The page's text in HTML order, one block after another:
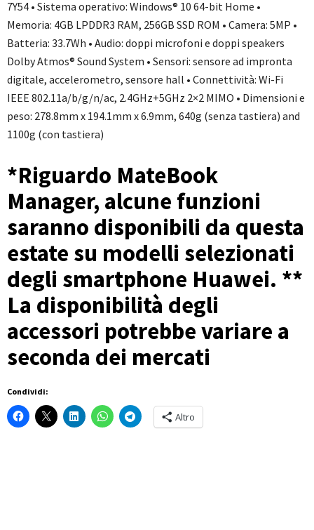
7Y54 • Sistema operativo: Windows® 10 64-bit Home •
Memoria: 4GB LPDDR3 RAM, 256GB SSD ROM • Camera: 5MP •
Batteria: 33.7Wh • Audio: doppi microfoni e doppi speakers
Dolby Atmos® Sound System • Sensori: sensore ad impronta
digitale, accelerometro, sensore hall • Connettività: Wi-Fi
IEEE 802.11a/b/g/n/ac, 2.4GHz+5GHz 2×2 MIMO • Dimensioni e
peso: 278.8mm x 194.1mm x 6.9mm, 640g (senza tastiera) and
1100g (con tastiera)
*Riguardo MateBook
Manager, alcune funzioni
saranno disponibili da questa
estate su modelli selezionati
degli smartphone Huawei. **
La disponibilità degli
accessori potrebbe variare a
seconda dei mercati
Condividi:
Altro